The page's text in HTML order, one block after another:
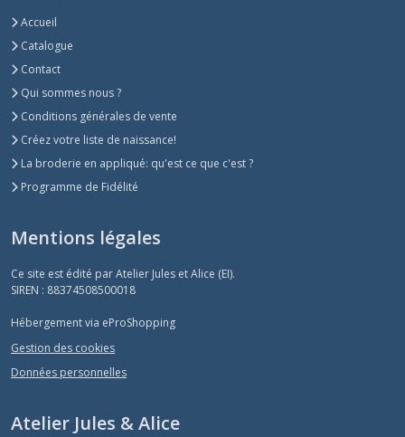
Accueil
Catalogue
Contact
Qui sommes nous ?
Conditions générales de vente
Créez votre liste de naissance!
La broderie en appliqué: qu'est ce que c'est ?
Programme de Fidélité
Mentions légales
Ce site est édité par Atelier Jules et Alice (EI).
SIREN : 88374508500018
Hébergement via eProShopping
Gestion des cookies
Données personnelles
Atelier Jules & Alice